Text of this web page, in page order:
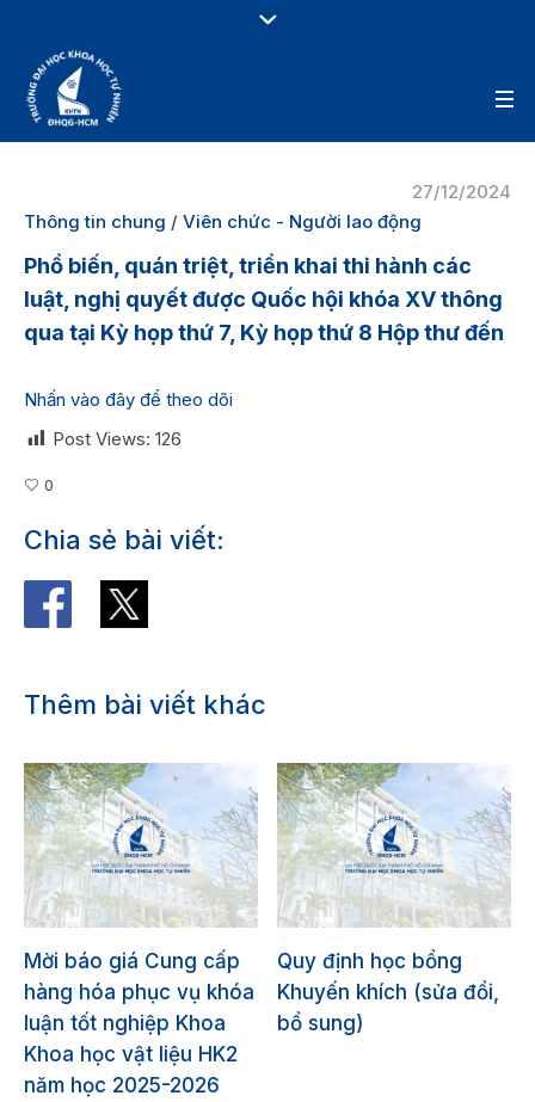
27/12/2024
Thông tin chung / Viên chức - Người lao động
Phổ biến, quán triệt, triển khai thi hành các
luật, nghị quyết được Quốc hội khóa XV thông
qua tại Kỳ họp thứ 7, Kỳ họp thứ 8 Hộp thư đến
Nhấn vào đây để theo dõi
Post Views: 126
0
Chia sẻ bài viết:
Thêm bài viết khác
Mời báo giá Cung cấp
hàng hóa phục vụ khóa
luận tốt nghiệp Khoa
Khoa học vật liệu HK2
năm học 2025-2026
Quy định học bổng
Khuyến khích (sửa đổi,
bổ sung)